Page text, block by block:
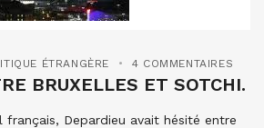
ÉTRANGÈRE 4 COMMENTAIRES
BRUXELLES ET SOTCHI.
français, Depardieu avait hésité entre